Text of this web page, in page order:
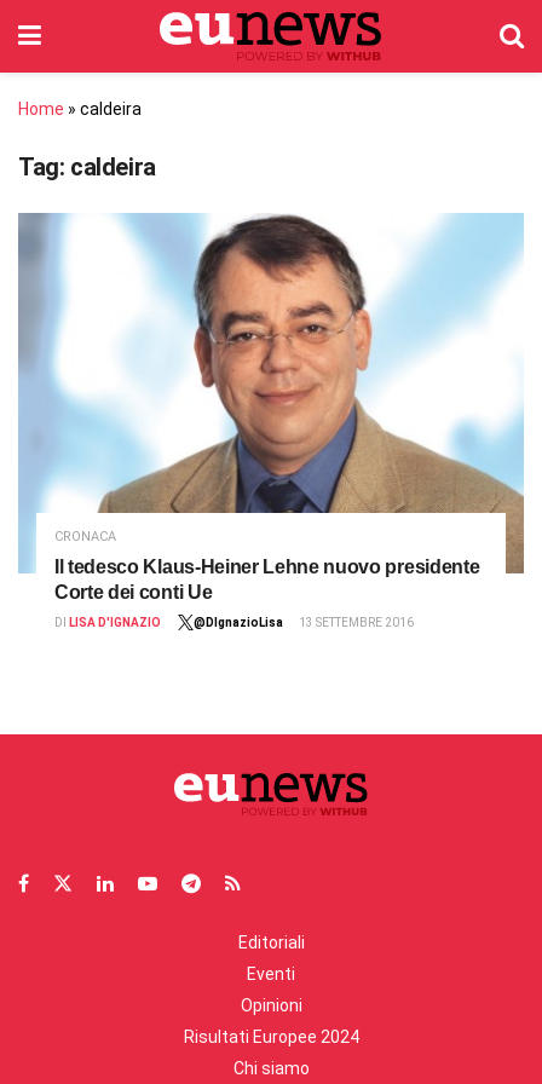
Home » caldeira
Tag: caldeira
CRONACA
Il tedesco Klaus-Heiner Lehne nuovo presidente
Corte dei conti Ue
DI LISA D'IGNAZIO @DIgnazioLisa 13 SETTEMBRE 2016
Editoriali
Eventi
Opinioni
Risultati Europee 2024
Chi siamo